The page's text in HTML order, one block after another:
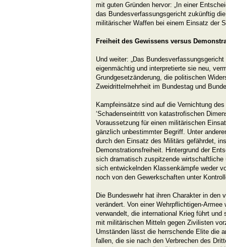
mit guten Gründen hervor: „In einer
das Bundesverfassungsgericht zukünftig
militärischer Waffen bei einem Einsatz der
Freiheit des Gewissens versus
Und weiter: „Das
eigenmächtig und interpretierte sie neu,
Grundgesetzänderung, die politischen
Zweidrittelmehrheit im Bundestag und
Kampfeinsätze sind auf die Vernichtung
‘Schadenseintritt von katastrofischen
Voraussetzung für einen militärischen
gänzlich unbestimmter Begriff. Unter
durch den Einsatz des Militärs gefährdet,
Demonstrationsfreiheit. Hintergrund der
sich dramatisch zuspitzende
sich entwickelnden Klassenkämpfe weder
noch von den Gewerkschaften unter
Die Bundeswehr hat ihren Charakter in den
verändert. Von einer Wehrpflichtigen-
verwandelt, die international Krieg führt
mit militärischen Mitteln gegen Zivilisten
Umständen lässt die herrschende Elite die
fallen, die sie nach den Verbrechen des